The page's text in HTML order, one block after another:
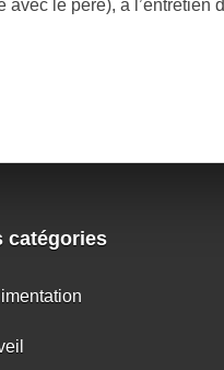
avec le père), à l’entretien
catégories